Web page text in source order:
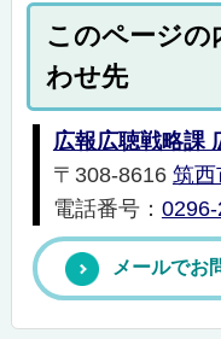
このページの
わせ先
広報広聴戦略課
〒308-8616 筑西
電話番号：
メールでお